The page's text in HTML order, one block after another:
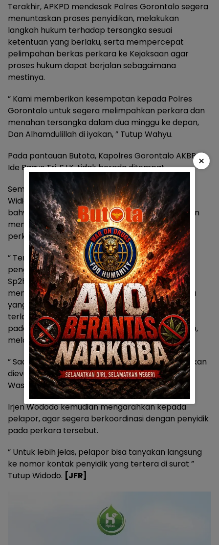
Terakhir, APKPD mendesak Polres Gorontalo segera
menuntaskan proses penyidikan, melakukan
langkah hukum terhadap tersangka sesuai
ketentuan yang berlaku, serta mempercepat
pelimpahan berkas perkara ke Kejaksaan agar
proses hukum dapat berjalan sebagaimana
mestinya.
” Kami memberikan kesempatan kepada Polres
Gorontalo untuk segera melimpahkan perkara dan
menahan tersangka dalam dua minggu ke depan,
Dan Alhamdulillah di iyakan, ” Tutup Wahyu.
Pada pantauan Butota, Kapolres Gorontalo AKBP Ki
Ide Bagus Tri, S.I.K. tidak berada ditempat.
Sementara itu, Kapolda Gorontalo Irjen Pol. Drs.
Widido,SH.,MH, ketika diklarifikasi menyebutkan
bahwa pihaknya melalui Ditreskrimum Polda akan
mengevaluasi dan akan memantau progres dari
perkar tersebut.
” Terima kasih atas informasinya, bahwa hasil
pengecekan ke penyidik Polres Limboto terkait
Sp2hp kedua di tanggal 22 juni 2026 adalah
mengenai pengiriman surat panggilan tersangka
yang kedua. Dikarenakan panggilan pertama,
terlapor tidak datang sebagaimana tercantum
pada Sp2hp yg pertama tgl 5 mei, ” Jelas Widodo,
melalui WhatsApp nya.
” Saat ini berkas perkara masih berproses dan akan
dievaluasi terus oleh Ditreskrimum Polda melalui
Wasidik, ” Lanjutnya.
Irjen Wododo kemudian mengarahkan kepada
pelapor, agar segera berkoordinasi dengan penyidik
pada perkara tersebut.
” Untuk lebih jelas, pelapor bisa tanyakan langsung
ke nomor kontak penyidik yang tertera di surat ”
Tutup Widodo. [JFR]
×